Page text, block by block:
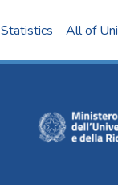
Statistics All of